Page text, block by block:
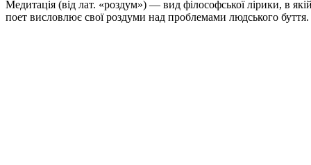
Медитація (від лат. «роздум») — вид філософської лірики, в
поет висловлює свої роздуми над проблемами людського буття.